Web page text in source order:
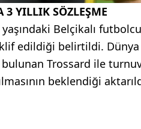
3 YILLIK SÖZLEŞME
Belçikalı
edildiği belirtildi. Dünya
Trossard ile
beklendiği